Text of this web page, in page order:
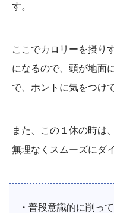
す。
ここでカロリーを摂り
になるので、頭が地面
で、ホントに気をつけ
また、この１休の時は
無理なくスムーズにダ
・普段意識的に削っ